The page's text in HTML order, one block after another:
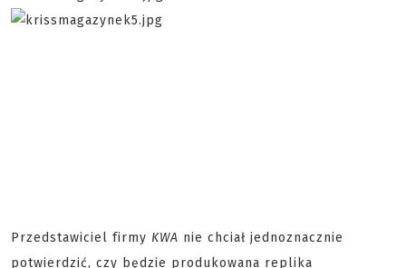
Przedstawiciel firmy KWA nie chciał jednoznacznie
potwierdzić, czy będzie produkowana replika